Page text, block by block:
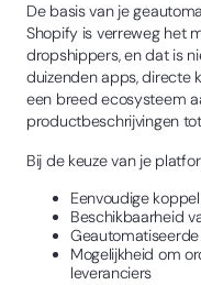
De basis van je
Shopify is verreweg het
dropshippers, en dat is
duizenden apps, directe
een breed ecosysteem
productbeschrijvingen
Bij de keuze van je
Eenvoudige
Beschikbaarheid
Mogelijkheid om
leveranciers